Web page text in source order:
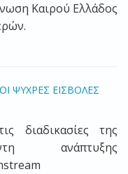
Καιρού Ελλάδος
ΨΥΧΡΕΣ ΕΙΣΒΟΛΕΣ
διαδικασίες της
ανάπτυξης